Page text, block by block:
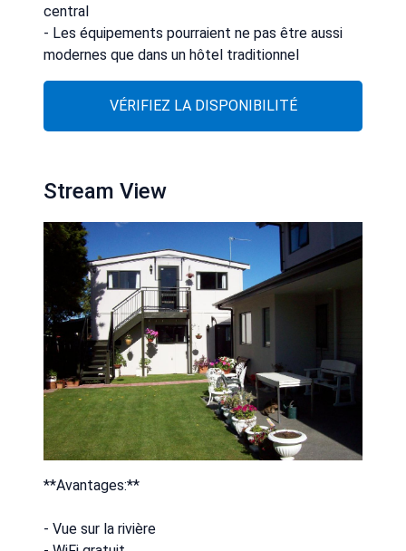
central
- Les équipements pourraient ne pas être aussi
modernes que dans un hôtel traditionnel
VÉRIFIEZ LA DISPONIBILITÉ
Stream View
**Avantages:**
- Vue sur la rivière